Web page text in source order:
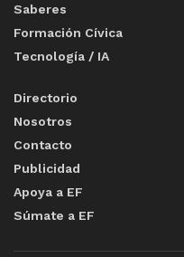
Saberes
Formación Cívica
Tecnología / IA
Directorio
Nosotros
Contacto
Publicidad
Apoya a EF
Súmate a EF